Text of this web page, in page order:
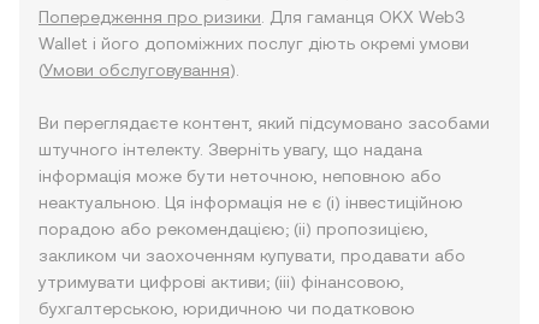
Попередження про ризики . Для гаманця OKX Web3
Wallet і його допоміжних послуг діють окремі умови
(Умови обслуговування).
Ви переглядаєте контент, який підсумовано засобами
штучного інтелекту. Зверніть увагу, що надана
інформація може бути неточною, неповною або
неактуальною. Ця інформація не є (i) інвестиційною
порадою або рекомендацією; (ii) пропозицією,
закликом чи заохоченням купувати, продавати або
утримувати цифрові активи; (iii) фінансовою,
бухгалтерською, юридичною чи податковою